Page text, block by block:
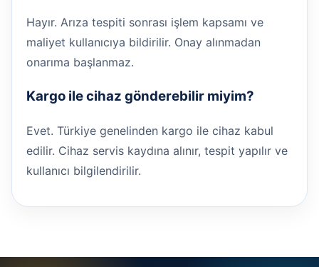
Hayır. Arıza tespiti sonrası işlem kapsamı ve
maliyet kullanıcıya bildirilir. Onay alınmadan
onarıma başlanmaz.
Kargo ile cihaz gönderebilir miyim?
Evet. Türkiye genelinden kargo ile cihaz kabul
edilir. Cihaz servis kaydına alınır, tespit yapılır ve
kullanıcı bilgilendirilir.